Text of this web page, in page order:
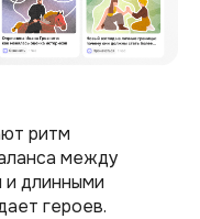
ритм
между
и длинными
героев.